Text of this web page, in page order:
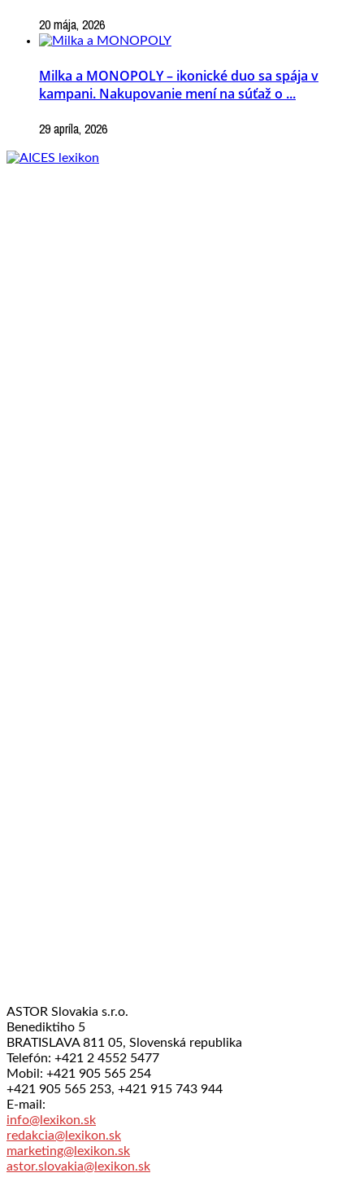
20 mája, 2026
Milka a MONOPOLY – ikonické duo sa spája v
kampani. Nakupovanie mení na súťaž o ...
29 apríla, 2026
ASTOR Slovakia s.r.o.
Benediktiho 5
BRATISLAVA 811 05, Slovenská republika
Telefón: +421 2 4552 5477
Mobil: +421 905 565 254
+421 905 565 253, +421 915 743 944
E-mail:
info@lexikon.sk
redakcia@lexikon.sk
marketing@lexikon.sk
astor.slovakia@lexikon.sk